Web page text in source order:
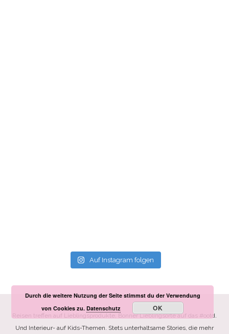
Auf Instagram folgen
Reisen treffen auf Lieblingsprodukte, Bonner Lieblingsorte auf das #ootd.
Und Interieur- auf Kids-Themen. Stets unterhaltsame Stories, die mehr
Durch die weitere Nutzung der Seite stimmst du der Verwendung
von Cookies zu.Datenschutz OK